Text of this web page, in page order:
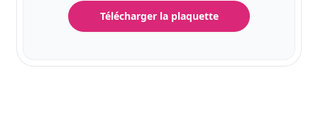
Télécharger la plaquette